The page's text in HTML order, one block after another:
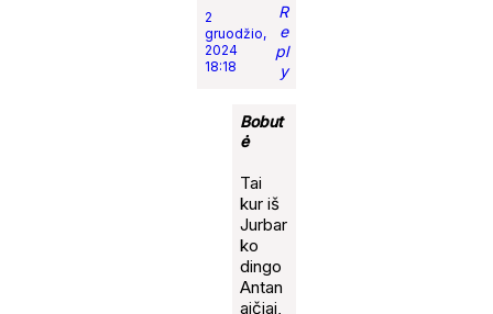
2
gruodžio,
2024
18:18
R
e
pl
y
Bobut
ė
Tai
kur iš
Jurbar
ko
dingo
Antan
aičiai,